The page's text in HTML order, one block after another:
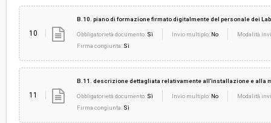
10
B.10. piano di formazione firmato digitalmente del personale dei
Obbligatorietà documento: Sì Invio multiplo: No
Modalità
Firma congiunta: Sì
11
B.11. descrizione dettagliata relativamente all’installazione e alla
Obbligatorietà documento: Sì Invio multiplo: No
Modalità
Firma congiunta: Sì